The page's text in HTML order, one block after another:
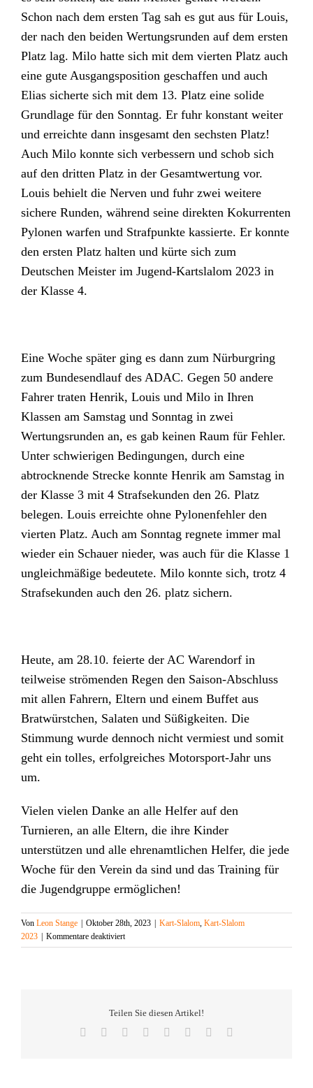
Schon nach dem ersten Tag sah es gut aus für Louis,
der nach den beiden Wertungsrunden auf dem ersten
Platz lag. Milo hatte sich mit dem vierten Platz auch
eine gute Ausgangsposition geschaffen und auch
Elias sicherte sich mit dem 13. Platz eine solide
Grundlage für den Sonntag. Er fuhr konstant weiter
und erreichte dann insgesamt den sechsten Platz!
Auch Milo konnte sich verbessern und schob sich
auf den dritten Platz in der Gesamtwertung vor.
Louis behielt die Nerven und fuhr zwei weitere
sichere Runden, während seine direkten Kokurrenten
Pylonen warfen und Strafpunkte kassierte. Er konnte
den ersten Platz halten und kürte sich zum
Deutschen Meister im Jugend-Kartslalom 2023 in
der Klasse 4.
Eine Woche später ging es dann zum Nürburgring
zum Bundesendlauf des ADAC. Gegen 50 andere
Fahrer traten Henrik, Louis und Milo in Ihren
Klassen am Samstag und Sonntag in zwei
Wertungsrunden an, es gab keinen Raum für Fehler.
Unter schwierigen Bedingungen, durch eine
abtrocknende Strecke konnte Henrik am Samstag in
der Klasse 3 mit 4 Strafsekunden den 26. Platz
belegen. Louis erreichte ohne Pylonenfehler den
vierten Platz. Auch am Sonntag regnete immer mal
wieder ein Schauer nieder, was auch für die Klasse 1
ungleichmäßige bedeutete. Milo konnte sich, trotz 4
Strafsekunden auch den 26. platz sichern.
Heute, am 28.10. feierte der AC Warendorf in
teilweise strömenden Regen den Saison-Abschluss
mit allen Fahrern, Eltern und einem Buffet aus
Bratwürstchen, Salaten und Süßigkeiten. Die
Stimmung wurde dennoch nicht vermiest und somit
geht ein tolles, erfolgreiches Motorsport-Jahr uns
um.
Vielen vielen Danke an alle Helfer auf den
Turnieren, an alle Eltern, die ihre Kinder
unterstützen und alle ehrenamtlichen Helfer, die jede
Woche für den Verein da sind und das Training für
die Jugendgruppe ermöglichen!
Von Leon Stange Oktober 28th, 2023 Kart-Slalom, Kart-Slalom
2023
Kommentare deaktiviertfür
Das
Teilen Sie diesen Artikel!
Facebook
TwitterReddit LinkedIn
TumblrPinterest